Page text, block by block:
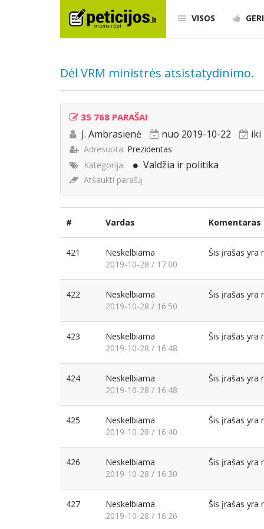
VISOS
Dėl VRM ministrės atsistatydinimo.
35 768 PARAŠAI
J. Ambrasienė nuo 2019-10-22 iki
Adresuota: Prezidentas
Kategorija:
Valdžia ir politika
Atšaukti parašą
# Vardas Komentaras
421
Neskelbiama
2019-10-28 / 17:00
Šis įrašas yra
422
Neskelbiama
2019-10-28 / 16:50
Šis įrašas yra
423
Neskelbiama
2019-10-28 / 16:48
Šis įrašas yra
424
Neskelbiama
2019-10-28 / 16:48
Šis įrašas yra
425
Neskelbiama
2019-10-28 / 16:40
Šis įrašas yra
426
Neskelbiama
2019-10-28 / 16:30
Šis įrašas yra
427
Neskelbiama
2019-10-28 / 16:26
Šis įrašas yra